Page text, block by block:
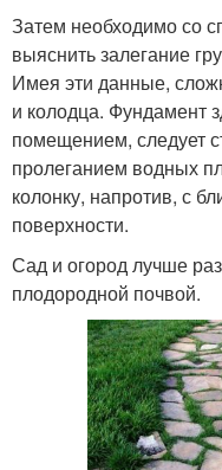
Затем необходимо со
выяснить залегание
Имея эти данные,
и колодца. Фундамент
помещением, следует
пролеганием водных
колонку, напротив, с
поверхности.
Сад и огород лучше
плодородной почвой.